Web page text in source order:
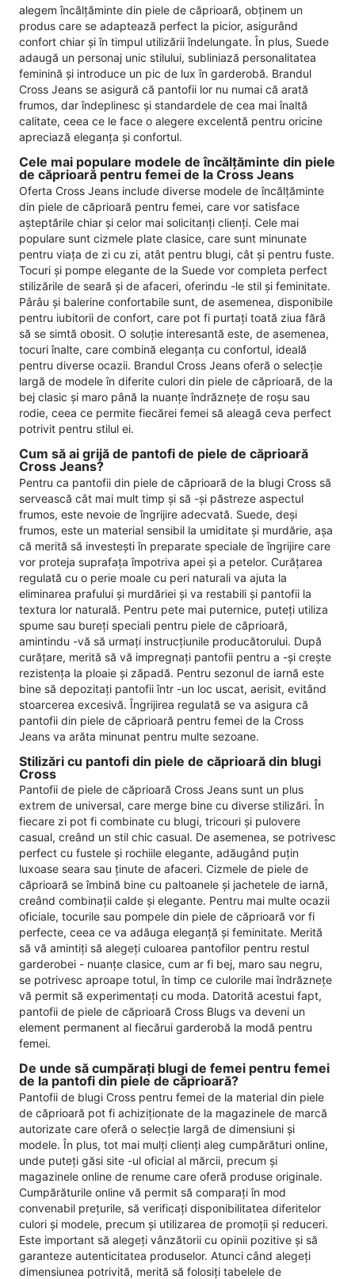
alegem încălțăminte din piele de căprioară, obținem un
produs care se adaptează perfect la picior, asigurând
confort chiar și în timpul utilizării îndelungate. În plus, Suede
adaugă un personaj unic stilului, subliniază personalitatea
feminină și introduce un pic de lux în garderobă. Brandul
Cross Jeans se asigură că pantofii lor nu numai că arată
frumos, dar îndeplinesc și standardele de cea mai înaltă
calitate, ceea ce le face o alegere excelentă pentru oricine
apreciază eleganța și confortul.
Cele mai populare modele de încălțăminte din piele
de căprioară pentru femei de la Cross Jeans
Oferta Cross Jeans include diverse modele de încălțăminte
din piele de căprioară pentru femei, care vor satisface
așteptările chiar și celor mai solicitanți clienți. Cele mai
populare sunt cizmele plate clasice, care sunt minunate
pentru viața de zi cu zi, atât pentru blugi, cât și pentru fuste.
Tocuri și pompe elegante de la Suede vor completa perfect
stilizările de seară și de afaceri, oferindu -le stil și feminitate.
Pârâu și balerine confortabile sunt, de asemenea, disponibile
pentru iubitorii de confort, care pot fi purtați toată ziua fără
să se simtă obosit. O soluție interesantă este, de asemenea,
tocuri înalte, care combină eleganța cu confortul, ideală
pentru diverse ocazii. Brandul Cross Jeans oferă o selecție
largă de modele în diferite culori din piele de căprioară, de la
bej clasic și maro până la nuanțe îndrăznețe de roșu sau
rodie, ceea ce permite fiecărei femei să aleagă ceva perfect
potrivit pentru stilul ei.
Cum să ai grijă de pantofi de piele de căprioară
Cross Jeans?
Pentru ca pantofii din piele de căprioară de la blugi Cross să
servească cât mai mult timp și să -și păstreze aspectul
frumos, este nevoie de îngrijire adecvată. Suede, deși
frumos, este un material sensibil la umiditate și murdărie, așa
că merită să investești în preparate speciale de îngrijire care
vor proteja suprafața împotriva apei și a petelor. Curățarea
regulată cu o perie moale cu peri naturali va ajuta la
eliminarea prafului și murdăriei și va restabili și pantofii la
textura lor naturală. Pentru pete mai puternice, puteți utiliza
spume sau bureți speciali pentru piele de căprioară,
amintindu -vă să urmați instrucțiunile producătorului. După
curățare, merită să vă impregnați pantofii pentru a -și crește
rezistența la ploaie și zăpadă. Pentru sezonul de iarnă este
bine să depozitați pantofii într -un loc uscat, aerisit, evitând
stoarcerea excesivă. Îngrijirea regulată se va asigura că
pantofii din piele de căprioară pentru femei de la Cross
Jeans va arăta minunat pentru multe sezoane.
Stilizări cu pantofi din piele de căprioară din blugi
Cross
Pantofii de piele de căprioară Cross Jeans sunt un plus
extrem de universal, care merge bine cu diverse stilizări. În
fiecare zi pot fi combinate cu blugi, tricouri și pulovere
casual, creând un stil chic casual. De asemenea, se potrivesc
perfect cu fustele și rochiile elegante, adăugând puțin
luxoase seara sau ținute de afaceri. Cizmele de piele de
căprioară se îmbină bine cu paltoanele și jachetele de iarnă,
creând combinații calde și elegante. Pentru mai multe ocazii
oficiale, tocurile sau pompele din piele de căprioară vor fi
perfecte, ceea ce va adăuga eleganță și feminitate. Merită
să vă amintiți să alegeți culoarea pantofilor pentru restul
garderobei - nuanțe clasice, cum ar fi bej, maro sau negru,
se potrivesc aproape totul, în timp ce culorile mai îndrăznețe
vă permit să experimentați cu moda. Datorită acestui fapt,
pantofii de piele de căprioară Cross Blugs va deveni un
element permanent al fiecărui garderobă la modă pentru
femei.
De unde să cumpărați blugi de femei pentru femei
de la pantofi din piele de căprioară?
Pantofii de blugi Cross pentru femei de la material din piele
de căprioară pot fi achiziționate de la magazinele de marcă
autorizate care oferă o selecție largă de dimensiuni și
modele. În plus, tot mai mulți clienți aleg cumpărături online,
unde puteți găsi site -ul oficial al mărcii, precum și
magazinele online de renume care oferă produse originale.
Cumpărăturile online vă permit să comparați în mod
convenabil prețurile, să verificați disponibilitatea diferitelor
culori și modele, precum și utilizarea de promoții și reduceri.
Este important să alegeți vânzătorii cu opinii pozitive și să
garanteze autenticitatea produselor. Atunci când alegeți
dimensiunea potrivită, merită să folosiți tabelele de